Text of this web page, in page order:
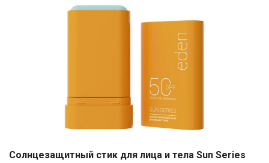
Солнцезащитный стик для лица и тела Sun Series